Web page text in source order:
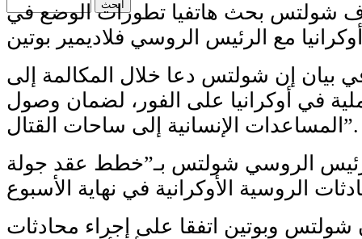
شولتس بحث هاتفيا تطورات الوضع في
بيان إن شولتس دعا خلال المكالمة إلى
في أوكرانيا على الفور، لضمان وصول
المساعدات الإنسانية إلى ساحات القتال”.
الروسي شولتس بـ”خطط عقد جولة
شولتس وبوتين اتفقا على إجراء محادثات